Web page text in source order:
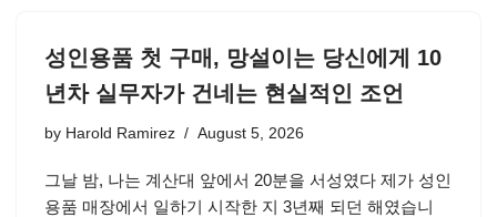
성인용품 첫 구매, 망설이는 당신에게 10
년차 실무자가 건네는 현실적인 조언
by Harold Ramirez August 5, 2026
그날 밤, 나는 계산대 앞에서 20분을 서성였다 제가 성인
용품 매장에서 일하기 시작한 지 3년째 되던 해였습니